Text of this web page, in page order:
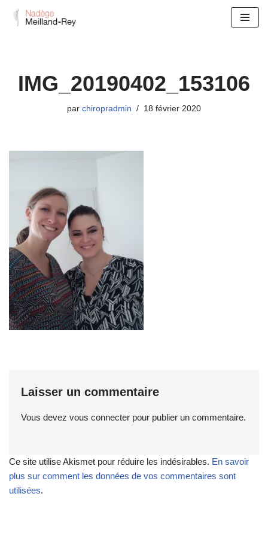
IMG_20190402_153106
par chiropradmin 18 février 2020
Laisser un commentaire
Vous devez vous connecter pour publier un commentaire.
Ce site utilise Akismet pour réduire les indésirables. En savoir
plus sur comment les données de vos commentaires sont
utilisées.